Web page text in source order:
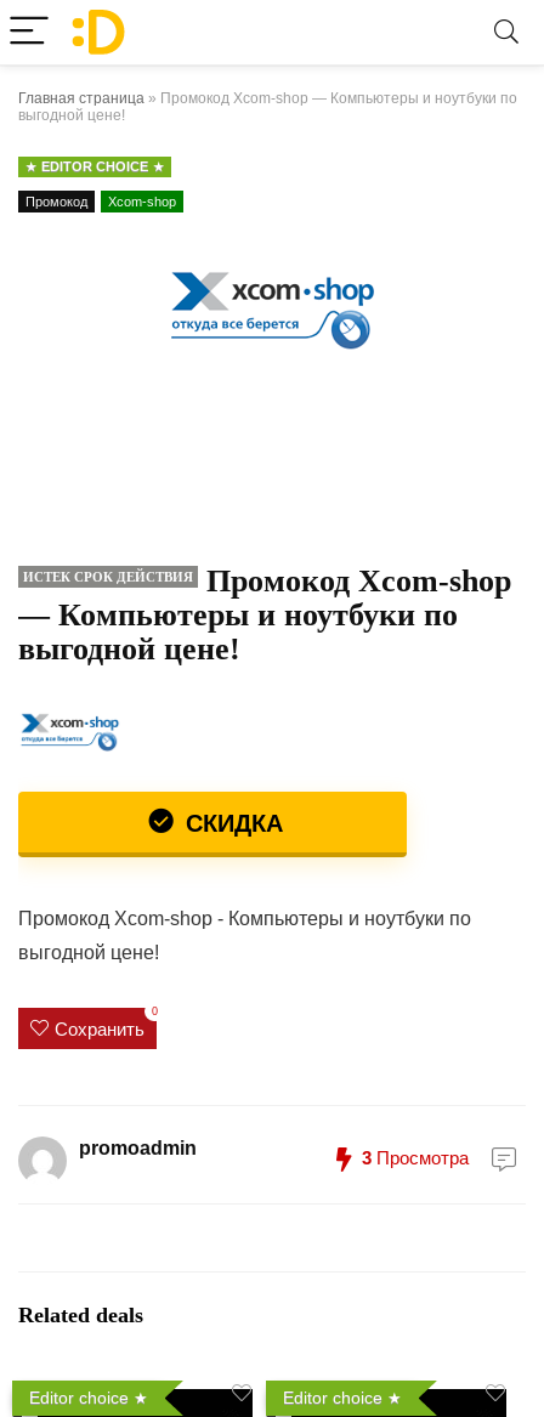
Главная страница » Промокод Xcom-shop — Компьютеры и ноутбуки по
выгодной цене!
EDITOR CHOICE
Промокод Xcom-shop
ИСТЕК СРОК ДЕЙСТВИЯ
Промокод Xcom-shop
— Компьютеры и ноутбуки по
выгодной цене!
СКИДКА
Промокод Xcom-shop - Компьютеры и ноутбуки по
выгодной цене!
Сохранить
0
promoadmin 3 Просмотра
Related deals
Editor choice Editor choice